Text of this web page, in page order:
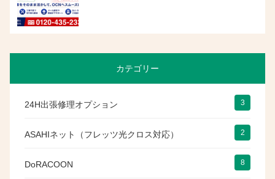
カテゴリー
24H出張修理オプション 3
ASAHIネット（フレッツ光クロス対応） 2
DoRACOON 8